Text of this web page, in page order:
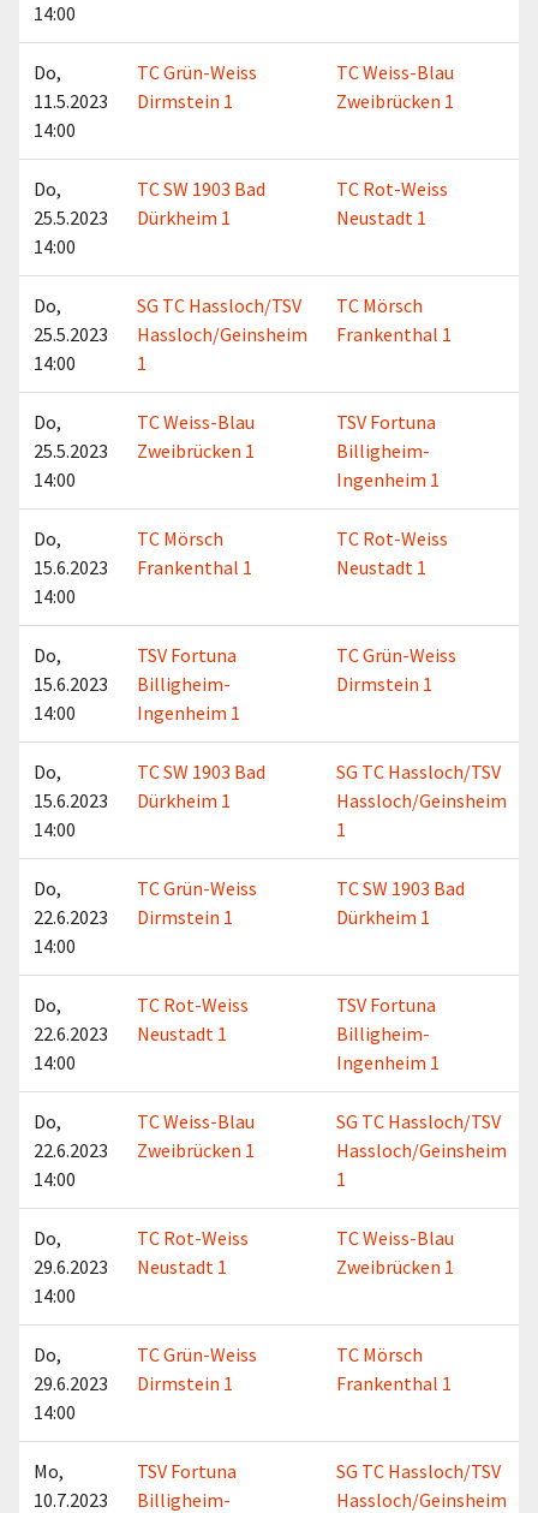
14:00
Do,
11.5.2023
14:00
TC Grün-Weiss
Dirmstein 1
TC Weiss-Blau
Zweibrücken 1
Do,
25.5.2023
14:00
TC SW 1903 Bad
Dürkheim 1
TC Rot-Weiss
Neustadt 1
Do,
25.5.2023
14:00
SG TC Hassloch/TSV
Hassloch/Geinsheim
1
TC Mörsch
Frankenthal 1
Do,
25.5.2023
14:00
TC Weiss-Blau
Zweibrücken 1
TSV Fortuna
Billigheim-
Ingenheim 1
Do,
15.6.2023
14:00
TC Mörsch
Frankenthal 1
TC Rot-Weiss
Neustadt 1
Do,
15.6.2023
14:00
TSV Fortuna
Billigheim-
Ingenheim 1
TC Grün-Weiss
Dirmstein 1
Do,
15.6.2023
14:00
TC SW 1903 Bad
Dürkheim 1
SG TC Hassloch/TSV
Hassloch/Geinsheim
1
Do,
22.6.2023
14:00
TC Grün-Weiss
Dirmstein 1
TC SW 1903 Bad
Dürkheim 1
Do,
22.6.2023
14:00
TC Rot-Weiss
Neustadt 1
TSV Fortuna
Billigheim-
Ingenheim 1
Do,
22.6.2023
14:00
TC Weiss-Blau
Zweibrücken 1
SG TC Hassloch/TSV
Hassloch/Geinsheim
1
Do,
29.6.2023
14:00
TC Rot-Weiss
Neustadt 1
TC Weiss-Blau
Zweibrücken 1
Do,
29.6.2023
14:00
TC Grün-Weiss
Dirmstein 1
TC Mörsch
Frankenthal 1
Mo,
10.7.2023
TSV Fortuna
Billigheim-
SG TC Hassloch/TSV
Hassloch/Geinsheim